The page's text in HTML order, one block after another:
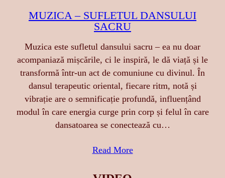
MUZICA – SUFLETUL DANSULUI
SACRU
Muzica este sufletul dansului sacru – ea nu doar
acompaniază mișcările, ci le inspiră, le dă viață și le
transformă într-un act de comuniune cu divinul. În
dansul terapeutic oriental, fiecare ritm, notă și
vibrație are o semnificație profundă, influențând
modul în care energia curge prin corp și felul în care
dansatoarea se conectează cu…
Read More